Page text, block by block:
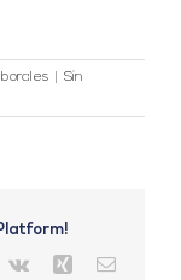
Sin
Vk Xing Correo